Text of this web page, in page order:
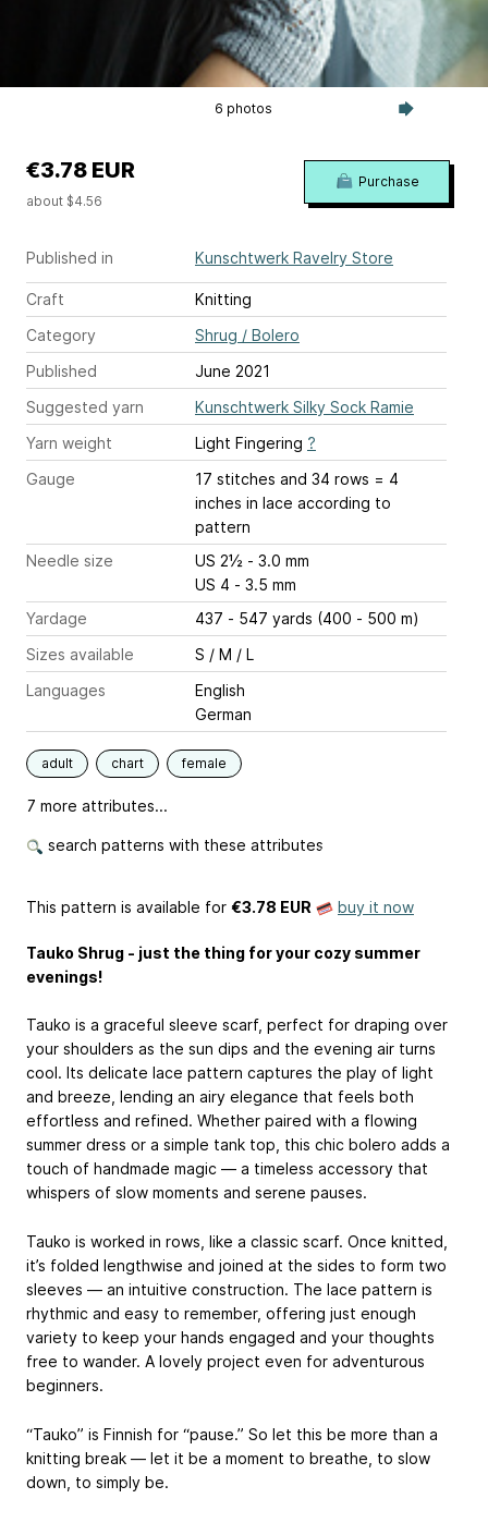
6 photos
Published in Kunschtwerk Ravelry Store
Craft
Knitting
Category
Shrug / Bolero
Published
June 2021
Suggested yarn
Kunschtwerk Silky Sock Ramie
Yarn weight
Light Fingering ?
Gauge
17 stitches and 34 rows = 4
inches in lace according to
pattern
Needle size
US 2½ - 3.0 mm
US 4 - 3.5 mm
Yardage
437 - 547 yards (400 - 500 m)
Sizes available
S / M / L
Languages
English
German
adult chart female
7 more attributes...
search patterns with these attributes
€3.78 EUR
about $4.56
Purchase
This pattern is available for €3.78 EUR buy it now
Tauko Shrug - just the thing for your cozy summer
evenings!
Tauko is a graceful sleeve scarf, perfect for draping over
your shoulders as the sun dips and the evening air turns
cool. Its delicate lace pattern captures the play of light
and breeze, lending an airy elegance that feels both
effortless and refined. Whether paired with a flowing
summer dress or a simple tank top, this chic bolero adds a
touch of handmade magic — a timeless accessory that
whispers of slow moments and serene pauses.
Tauko is worked in rows, like a classic scarf. Once knitted,
it’s folded lengthwise and joined at the sides to form two
sleeves — an intuitive construction. The lace pattern is
rhythmic and easy to remember, offering just enough
variety to keep your hands engaged and your thoughts
free to wander. A lovely project even for adventurous
beginners.
“Tauko” is Finnish for “pause.” So let this be more than a
knitting break — let it be a moment to breathe, to slow
down, to simply be.